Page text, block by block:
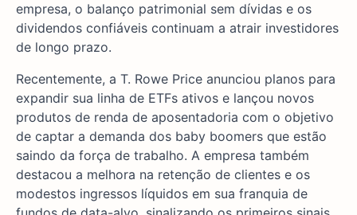
empresa, o balanço patrimonial sem dívidas e os
dividendos confiáveis continuam a atrair investidores
de longo prazo.
Recentemente, a T. Rowe Price anunciou planos para
expandir sua linha de ETFs ativos e lançou novos
produtos de renda de aposentadoria com o objetivo
de captar a demanda dos baby boomers que estão
saindo da força de trabalho. A empresa também
destacou a melhora na retenção de clientes e os
modestos ingressos líquidos em sua franquia de